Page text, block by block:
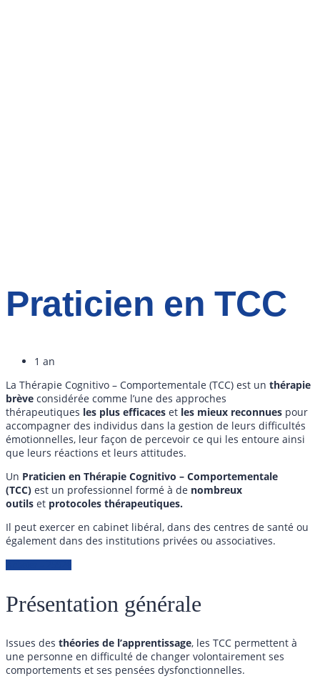
Praticien en TCC
1 an
La Thérapie Cognitivo – Comportementale (TCC) est un thérapie
brève considérée comme l’une des approches
thérapeutiques les plus efficaces et les mieux reconnues pour
accompagner des individus dans la gestion de leurs difficultés
émotionnelles, leur façon de percevoir ce qui les entoure ainsi
que leurs réactions et leurs attitudes.
Un Praticien en Thérapie Cognitivo – Comportementale
(TCC) est un professionnel formé à de nombreux
outils et protocoles thérapeutiques.
Il peut exercer en cabinet libéral, dans des centres de santé ou
également dans des institutions privées ou associatives.
Présentation générale
Issues des théories de l’apprentissage, les TCC permettent à
une personne en difficulté de changer volontairement ses
comportements et ses pensées dysfonctionnelles.